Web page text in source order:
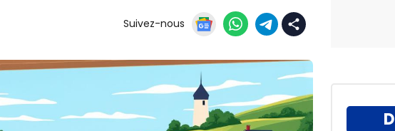
Suivez-nous